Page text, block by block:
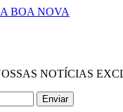
BOA NOVA
NOTÍCIAS